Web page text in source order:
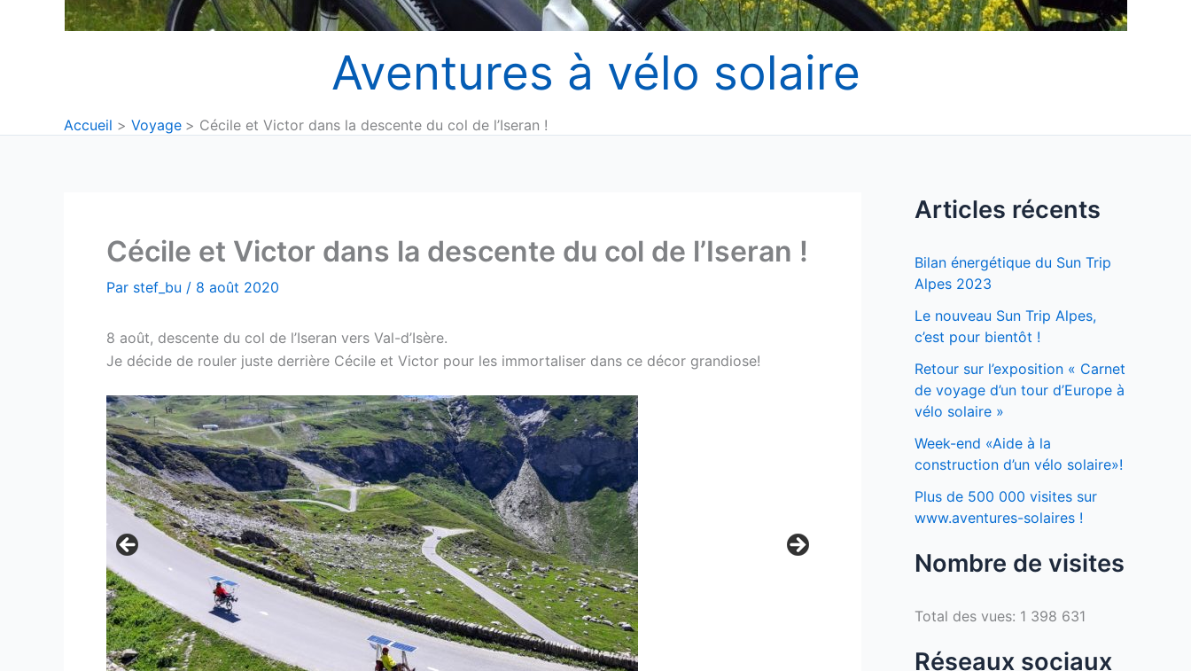
Aventures à vélo solaire
Accueil Voyage Cécile et Victor dans la descente du col de l’Iseran !
Cécile et Victor dans la descente du col de l’Iseran !
Par stef_bu / 8 août 2020
8 août, descente du col de l’Iseran vers Val-d’Isère.
Je décide de rouler juste derrière Cécile et Victor pour les immortaliser dans ce décor grandiose!
Articles récents
Bilan énergétique du Sun Trip
Alpes 2023
Le nouveau Sun Trip Alpes,
c’est pour bientôt !
Retour sur l’exposition « Carnet
de voyage d’un tour d’Europe à
vélo solaire »
Week-end «Aide à la
construction d’un vélo solaire»!
Plus de 500 000 visites sur
www.aventures-solaires !
Nombre de visites
Total des vues: 1 398 631
Réseaux sociaux